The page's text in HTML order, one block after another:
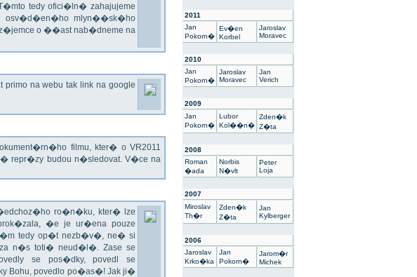
tedy ofici�ln� zahajujeme
osv�d�en�ho mlyn��sk�ho
o ��ast nab�dneme na
primo na webu tak link na google
filmu, kter� o VR2011
repr�zy budou n�sledovat. V�ce na
ro�n�ku, kter� lze
�e je ur�ena pouze
tedy op�t nezb�v�, ne� si
n�s toti� neud�l�. Zase se
se pos�dky, povedl se
Bohu, povedlo po�as�! Jak ji�
2011
Jan
Pokorn�
Ev�en
Korbel
Jaroslav
Moravec
2010
Jan
Pokorn�
Jaroslav
Moravec
Jan
Verich
2009
Jan
Pokorn�
Lubor
Kol��n�
Zden�k
Z�ta
2008
Roman
�ada
Norbis
N�vlt
Peter
Loja
2007
Miroslav
Th�r
Zden�k
Z�ta
Jan
Kylberger
2006
Jaroslav
Krko�ka
Jan
Pokorn�
Jarom�r
Michek